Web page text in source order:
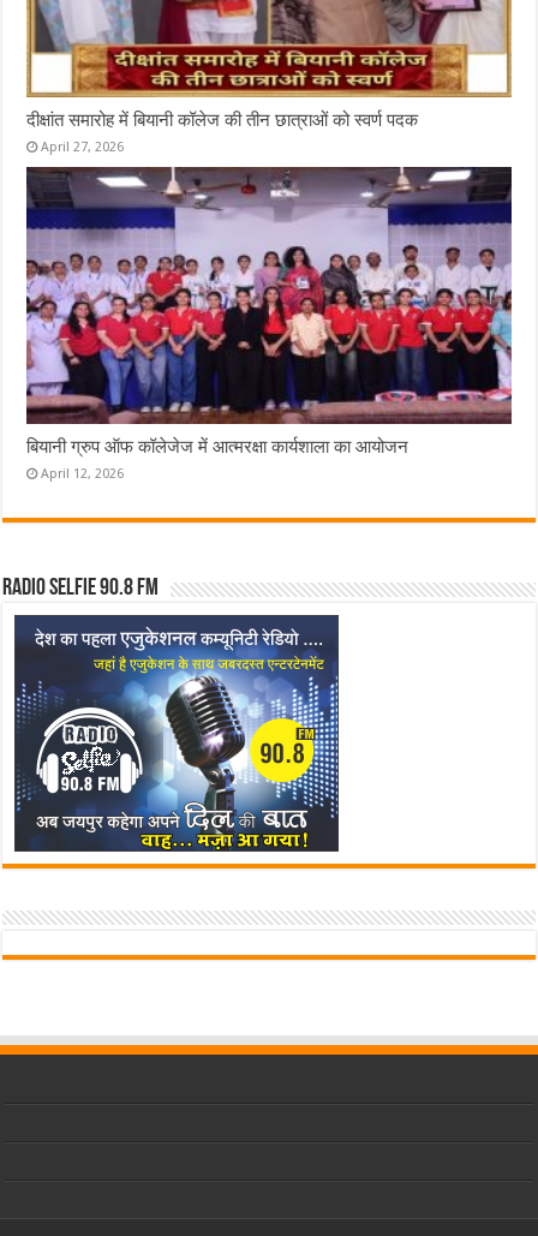
दीक्षांत समारोह में बियानी कॉलेज की तीन छात्राओं को स्वर्ण पदक
April 27, 2026
बियानी ग्रुप ऑफ कॉलेजेज में आत्मरक्षा कार्यशाला का आयोजन
April 12, 2026
Radio Selfie 90.8 FM